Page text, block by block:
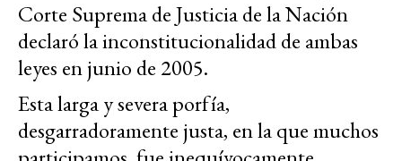
Corte Suprema de Justicia de la Nación
declaró la inconstitucionalidad de ambas
leyes en junio de 2005.
Esta larga y severa porfía,
desgarradoramente justa, en la que muchos